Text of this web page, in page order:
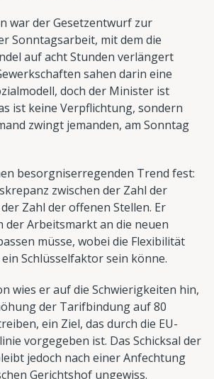
war der Gesetzentwurf zur
Sonntagsarbeit, mit dem die
auf acht Stunden verlängert
sahen darin eine
doch der Minister ist
ist keine Verpflichtung, sondern
zwingt jemanden, am Sonntag
besorgniserregenden Trend fest:
zwischen der Zahl der
Zahl der offenen Stellen. Er
der Arbeitsmarkt an die neuen
müsse, wobei die Flexibilität
Schlüsselfaktor sein könne.
wies er auf die Schwierigkeiten hin,
der Tarifbindung auf 80
ein Ziel, das durch die EU-
vorgegeben ist. Das Schicksal der
jedoch nach einer Anfechtung
Gerichtshof ungewiss.